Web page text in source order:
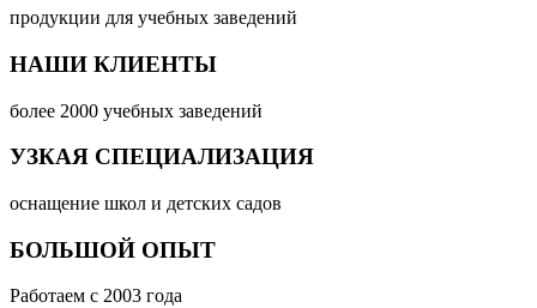
продукции для учебных заведений
НАШИ КЛИЕНТЫ
более 2000 учебных заведений
УЗКАЯ СПЕЦИАЛИЗАЦИЯ
оснащение школ и детских садов
БОЛЬШОЙ ОПЫТ
Работаем с 2003 года